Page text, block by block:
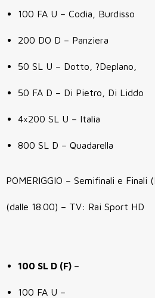
100 FA U – Codia, Burdisso
200 DO D – Panziera
50 SL U – Dotto, ?Deplano,
50 FA D – Di Pietro, Di Liddo
4×200 SL U – Italia
800 SL D – Quadarella
POMERIGGIO – Semifinali e Finali
(dalle 18.00) – TV: Rai Sport HD
100 SL D (F) –
100 FA U –